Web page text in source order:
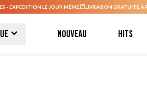
- EXPÉDITION LE JOUR MÊME. LIVRAISON GRATUITE À
Nouveau Hits